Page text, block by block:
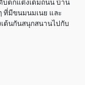
บตกแต่งเต็มถนน บ้าน
ที่มีขนมนมเนย และ
เต้นกันสนุกสนานไปกับ